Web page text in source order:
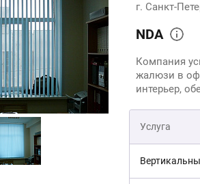
г. Санкт-
NDA
Компания
жалюзи в
интерьер,
Услуга